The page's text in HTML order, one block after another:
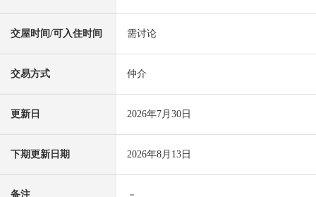
交屋时间/可入住时间 需讨论
交易方式 仲介
更新日 2026年7月30日
下期更新日期 2026年8月13日
备注 －